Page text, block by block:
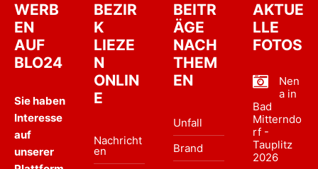
WERB
EN
AUF
BLO24
Sie haben
Interesse
auf
unserer
BEZIR
K
LIEZE
N
ONLIN
E
Nachricht
en
BEITR
ÄGE
NACH
THEM
EN
Unfall
Brand
AKTUE
LLE
FOTOS
Nen
a in
Bad
Mitterndo
rf -
Tauplitz
2026